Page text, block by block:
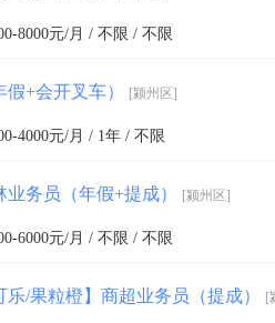
8000元/月 / 不限 / 不限
假+会开叉车） [颍州区]
4000元/月 / 1年 / 不限
业务员（年假+提成） [颍州区]
6000元/月 / 不限 / 不限
乐/果粒橙】商超业务员（提成） [